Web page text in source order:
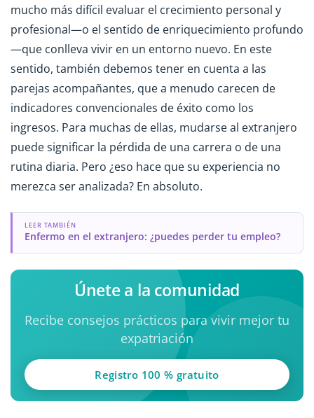
mucho más difícil evaluar el crecimiento personal y
profesional—o el sentido de enriquecimiento profundo
—que conlleva vivir en un entorno nuevo. En este
sentido, también debemos tener en cuenta a las
parejas acompañantes, que a menudo carecen de
indicadores convencionales de éxito como los
ingresos. Para muchas de ellas, mudarse al extranjero
puede significar la pérdida de una carrera o de una
rutina diaria. Pero ¿eso hace que su experiencia no
merezca ser analizada? En absoluto.
LEER TAMBIÉN
Enfermo en el extranjero: ¿puedes perder tu empleo?
Únete a la comunidad
Recibe consejos prácticos para vivir mejor tu
expatriación
Registro 100 % gratuito